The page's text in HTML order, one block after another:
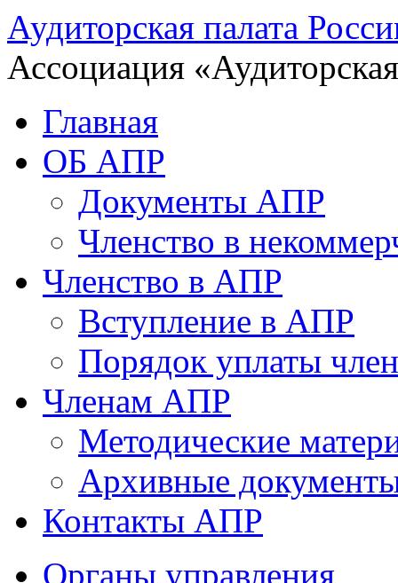
Аудиторская палата
Ассоциация
Главная
ОБ АПР
Документы АПР
Членство в
Членство в АПР
Вступление в АПР
Порядок уплаты
Членам АПР
Методические
Архивные
Контакты АПР
Органы управления